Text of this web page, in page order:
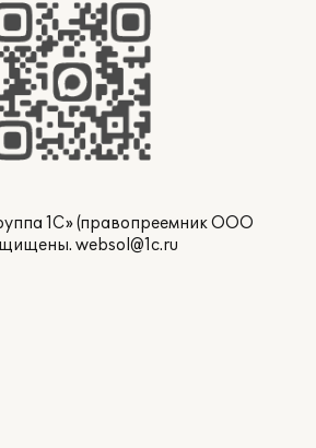
1С» (правопреемник ООО
websol@1c.ru